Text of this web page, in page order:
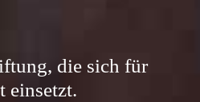
die sich für
einsetzt.